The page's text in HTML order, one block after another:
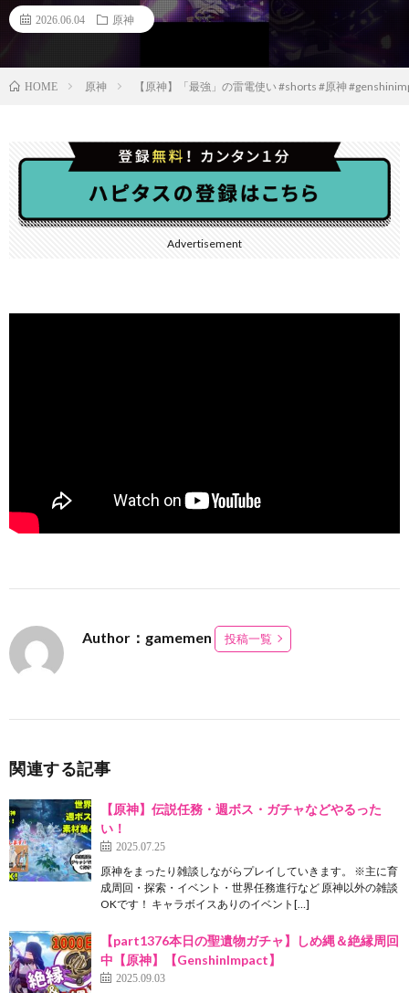
2026.06.04 原神
HOME 原神 【原神】「最強」の雷電使い #shorts #原神
Advertisement
Author：gamemen 投稿一覧
関連する記事
【原神】伝説任務・週ボス・ガチャなどやるった
い！
2025.07.25
原神をまったり雑談しながらプレイしていきます。 ※主に育
成周回・探索・イベント・世界任務進行など 原神以外の雑談
OKです！ キャラボイスありのイベント[…]
【part1376本日の聖遺物ガチャ】しめ縄＆絶縁周回
中【原神】【GenshinImpact】
2025.09.03